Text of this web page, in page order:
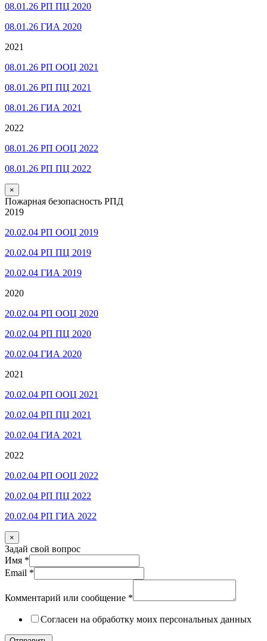
08.01.26 РП ПЦ 2020
08.01.26 ГИА 2020
2021
08.01.26 РП ООЦ 2021
08.01.26 РП ПЦ 2021
08.01.26 ГИА 2021
2022
08.01.26 РП ООЦ 2022
08.01.26 РП ПЦ 2022
×
Пожарная безопасность РПД
2019
20.02.04 РП ООЦ 2019
20.02.04 РП ПЦ 2019
20.02.04 ГИА 2019
2020
20.02.04 РП ООЦ 2020
20.02.04 РП ПЦ 2020
20.02.04 ГИА 2020
2021
20.02.04 РП ООЦ 2021
20.02.04 РП ПЦ 2021
20.02.04 ГИА 2021
2022
20.02.04 РП ООЦ 2022
20.02.04 РП ПЦ 2022
20.02.04 РП ГИА 2022
×
Задай свой вопрос
Имя *
Email *
Комментарий или сообщение *
Согласен на обработку моих персональных данных